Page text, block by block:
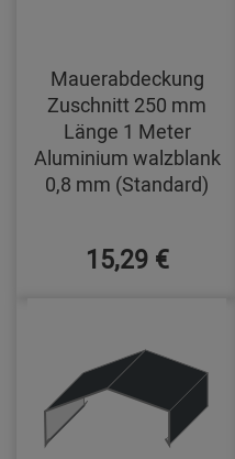
Mauerabdeckung
Zuschnitt 250 mm
Länge 1 Meter
Aluminium walzblank
0,8 mm (Standard)
15,29 €